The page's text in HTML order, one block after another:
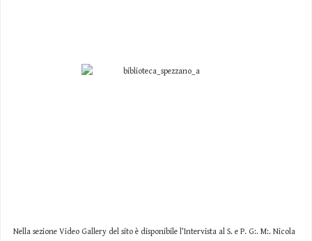
Nella sezione Video Gallery del sito è disponibile l’Intervista al S. e P. G:. M:. Nicola